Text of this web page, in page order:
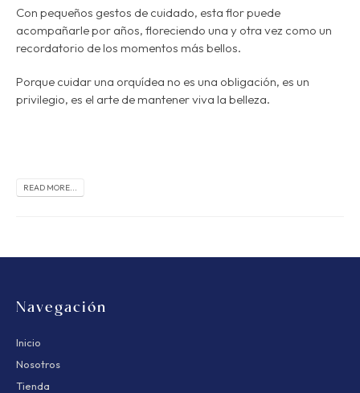
Con pequeños gestos de cuidado, esta flor puede
acompañarle por años, floreciendo una y otra vez como un
recordatorio de los momentos más bellos.
Porque cuidar una orquídea no es una obligación, es un
privilegio, es el arte de mantener viva la belleza.
READ MORE...
Navegación
Inicio
Nosotros
Tienda